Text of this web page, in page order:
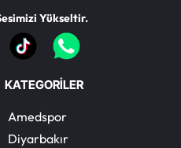
Yükseltir.
KATEGORİLER
Amedspor
Diyarbakır